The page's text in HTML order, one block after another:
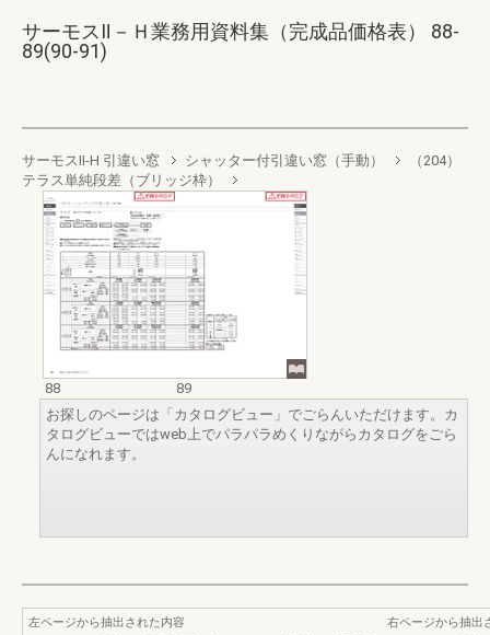
サーモスⅡ－Ｈ業務用資料集（完成品価格表） 88-
89(90-91)
サーモスII-H 引違い窓 シャッター付引違い窓（手動）
（204）
テラス単純段差（ブリッジ枠）
88
89
お探しのページは「カタログビュー」でごらんいただけます。カ
タログビューではweb上でパラパラめくりながらカタログをごら
んになれます。
左ページから抽出された内容
右ページから抽出